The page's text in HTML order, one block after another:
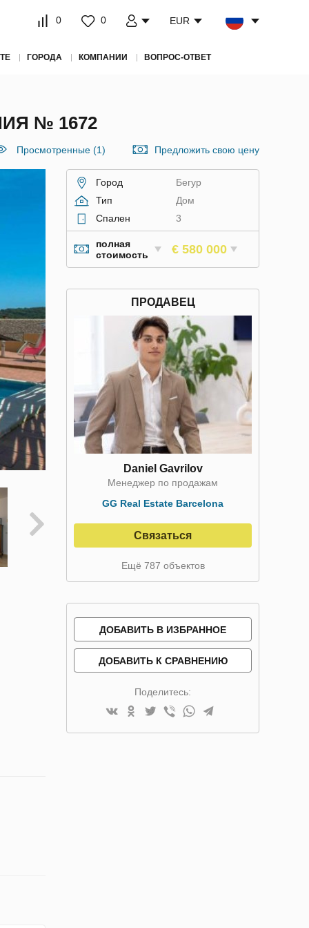
0 0 EUR
ГОРОДА КОМПАНИИ ВОПРОС-ОТВЕТ
№ 1672
Просмотренные (1) Предложить свою цену
Город
Бегур
Тип
Дом
Спален
3
полная
стоимость
€ 580 000
ПРОДАВЕЦ
Daniel Gavrilov
Менеджер по продажам
GG Real Estate Barcelona
Связаться
Ещё 787 объектов
ДОБАВИТЬ В ИЗБРАННОЕ
ДОБАВИТЬ К СРАВНЕНИЮ
Поделитесь: